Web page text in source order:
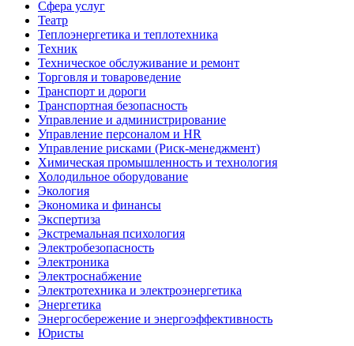
Сфера услуг
Театр
Теплоэнергетика и теплотехника
Техник
Техническое обслуживание и ремонт
Торговля и товароведение
Транспорт и дороги
Транспортная безопасность
Управление и администрирование
Управление персоналом и HR
Управление рисками (Риск-менеджмент)
Химическая промышленность и технология
Холодильное оборудование
Экология
Экономика и финансы
Экспертиза
Экстремальная психология
Электробезопасность
Электроника
Электроснабжение
Электротехника и электроэнергетика
Энергетика
Энергосбережение и энергоэффективность
Юристы